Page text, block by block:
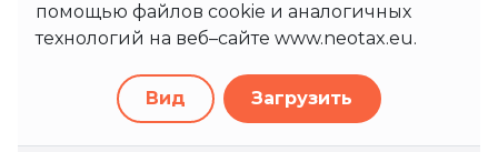
помощью файлов cookie и аналогичных
технологий на веб–сайте www.neotax.eu.
Вид Загрузить